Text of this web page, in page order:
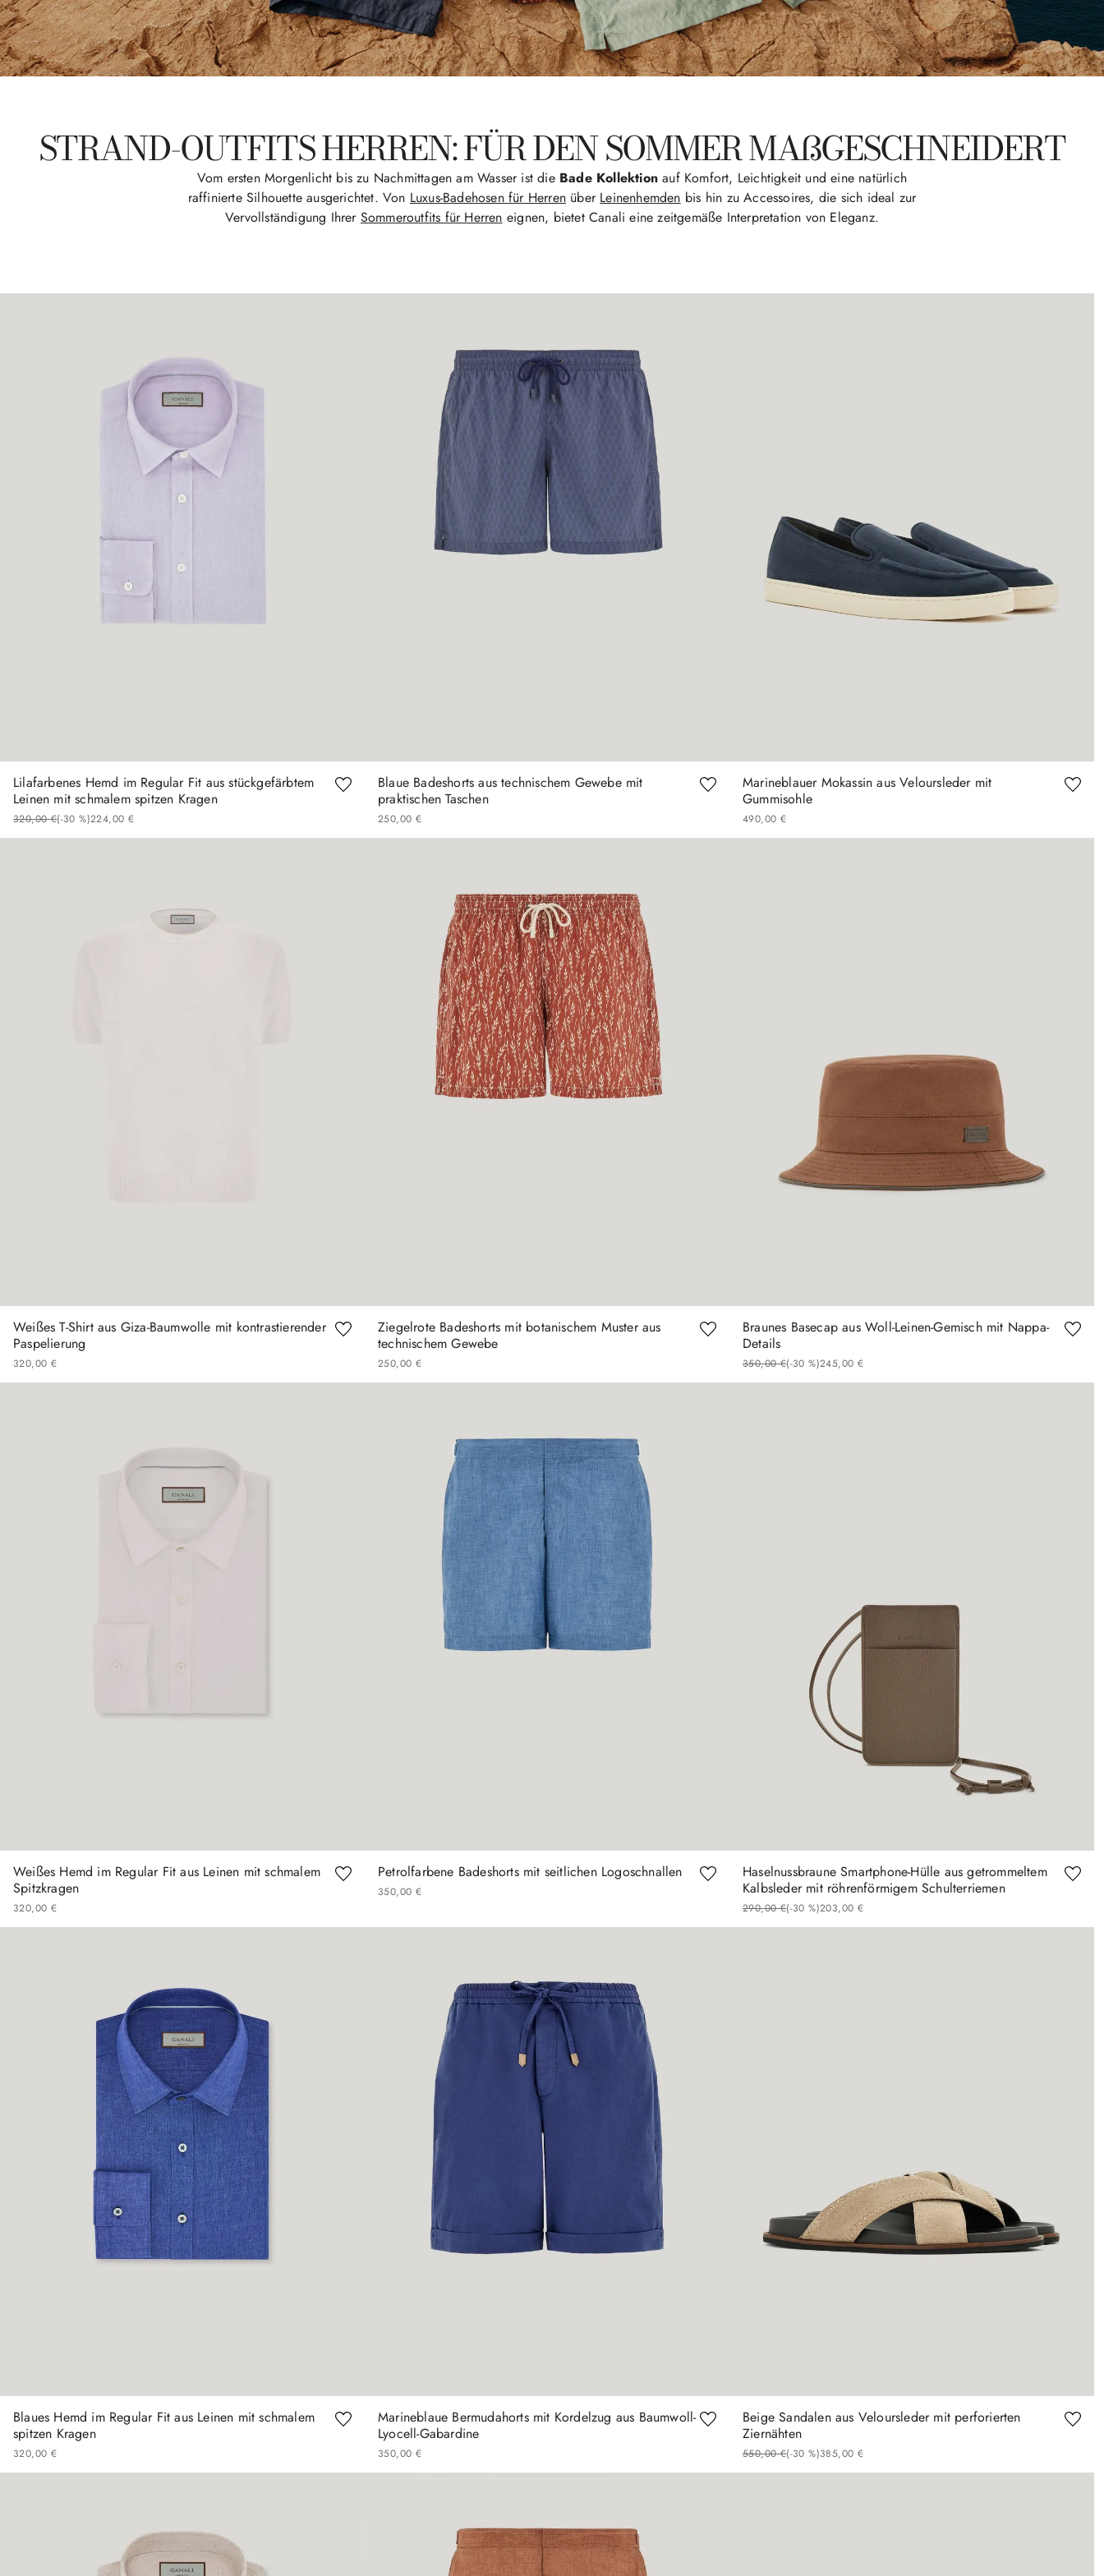
STRAND-OUTFITS HERREN: FÜR DEN SOMMER MAßGESCHNEIDERT
Vom ersten Morgenlicht bis zu Nachmittagen am Wasser ist die Bade Kollektion auf Komfort, Leichtigkeit und eine natürlich
raffinierte Silhouette ausgerichtet. Von Luxus-Badehosen für Herren über Leinenhemden bis hin zu Accessoires, die sich ideal zur
Vervollständigung Ihrer Sommeroutfits für Herren eignen, bietet Canali eine zeitgemäße Interpretation von Eleganz.
Lilafarbenes Hemd im Regular Fit aus stückgefärbtem
Leinen mit schmalem spitzen Kragen
320,00 €(-30 %)224,00 €
Blaue Badeshorts aus technischem Gewebe mit
praktischen Taschen
250,00 €
Marineblauer Mokassin aus Veloursleder mit
Gummisohle
490,00 €
Weißes T-Shirt aus Giza-Baumwolle mit kontrastierender
Paspelierung
320,00 €
Ziegelrote Badeshorts mit botanischem Muster aus
technischem Gewebe
250,00 €
Braunes Basecap aus Woll-Leinen-Gemisch mit Nappa-
Details
350,00 €(-30 %)245,00 €
Weißes Hemd im Regular Fit aus Leinen mit schmalem
Spitzkragen
320,00 €
Petrolfarbene Badeshorts mit seitlichen Logoschnallen
350,00 €
Haselnussbraune Smartphone-Hülle aus getrommeltem
Kalbsleder mit röhrenförmigem Schulterriemen
290,00 €(-30 %)203,00 €
Blaues Hemd im Regular Fit aus Leinen mit schmalem
spitzen Kragen
320,00 €
Marineblaue Bermudahorts mit Kordelzug aus Baumwoll-
Lyocell-Gabardine
350,00 €
Beige Sandalen aus Veloursleder mit perforierten
Ziernähten
550,00 €(-30 %)385,00 €